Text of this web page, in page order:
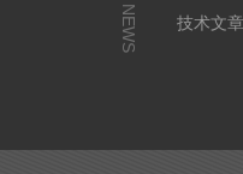
NEWS 技术文